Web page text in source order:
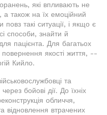
які впливають не
також на їх емоційний
такі ситуації, і якщо є
способи, знайти й
пацієнта. Для багатьох
якості життя, --
Кийло.
та
бойові дії. До їхніх
обличчя,
відновлення втрачених